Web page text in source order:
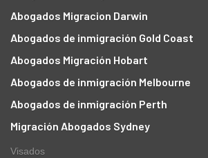
Abogados Migracion Darwin
Abogados de inmigración Gold Coast
Abogados Migración Hobart
Abogados de inmigración Melbourne
Abogados de inmigración Perth
Migración Abogados Sydney
Visados